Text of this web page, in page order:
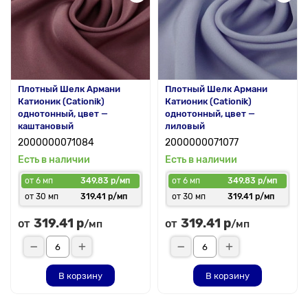
Плотный Шелк Армани
Катионик (Cationik)
однотонный, цвет —
каштановый
2000000071084
Есть в наличии
от 6 мп
349.83 р/мп
от 30 мп
319.41 р/мп
от 319.41 р/мп
В корзину
Плотный Шелк Армани
Катионик (Cationik)
однотонный, цвет —
лиловый
2000000071077
Есть в наличии
от 6 мп
349.83 р/мп
от 30 мп
319.41 р/мп
от 319.41 р/мп
В корзину